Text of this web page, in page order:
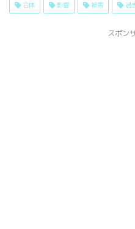
合体 影響 被害 過
スポン